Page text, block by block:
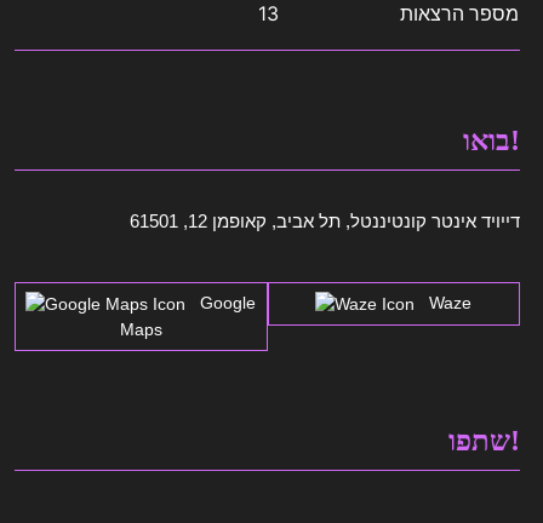
מספר הרצאות 13
בואו!
דייויד אינטר קונטיננטל, תל אביב, קאופמן 12, 61501
Waze
Google
Maps
שתפו!